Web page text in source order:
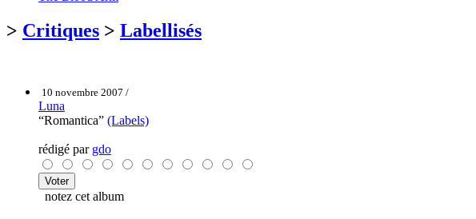
> Critiques > Labellisés
10 novembre 2007 /
Luna
“Romantica” (Labels)
rédigé par gdo
notez cet album